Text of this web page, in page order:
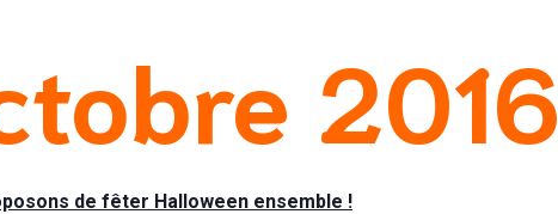
2016
de fêter Halloween ensemble !